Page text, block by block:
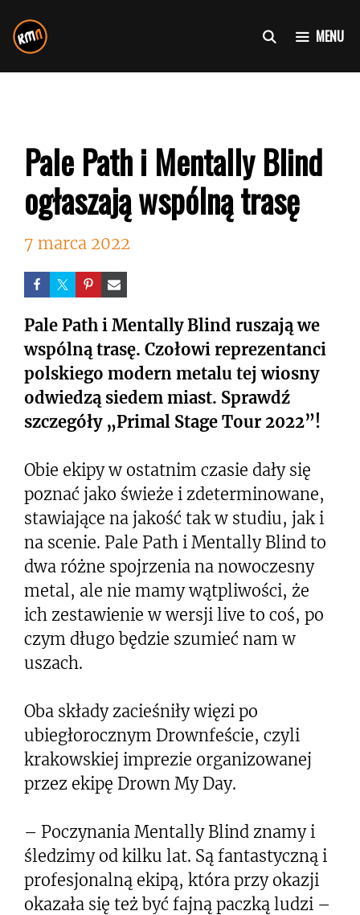
do
treści
MENU
Pale Path i Mentally Blind
ogłaszają wspólną trasę
7 marca 2022
Pale Path i Mentally Blind ruszają we
wspólną trasę. Czołowi reprezentanci
polskiego modern metalu tej wiosny
odwiedzą siedem miast. Sprawdź
szczegóły „Primal Stage Tour 2022”!
Obie ekipy w ostatnim czasie dały się
poznać jako świeże i zdeterminowane,
stawiające na jakość tak w studiu, jak i
na scenie. Pale Path i Mentally Blind to
dwa różne spojrzenia na nowoczesny
metal, ale nie mamy wątpliwości, że
ich zestawienie w wersji live to coś, po
czym długo będzie szumieć nam w
uszach.
Oba składy zacieśniły więzi po
ubiegłorocznym Drownfeście, czyli
krakowskiej imprezie organizowanej
przez ekipę Drown My Day.
– Poczynania Mentally Blind znamy i
śledzimy od kilku lat. Są fantastyczną i
profesjonalną ekipą, która przy okazji
okazała się też być fajną paczką ludzi –